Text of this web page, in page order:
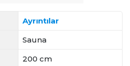
Ayrıntılar
Sauna
200 cm